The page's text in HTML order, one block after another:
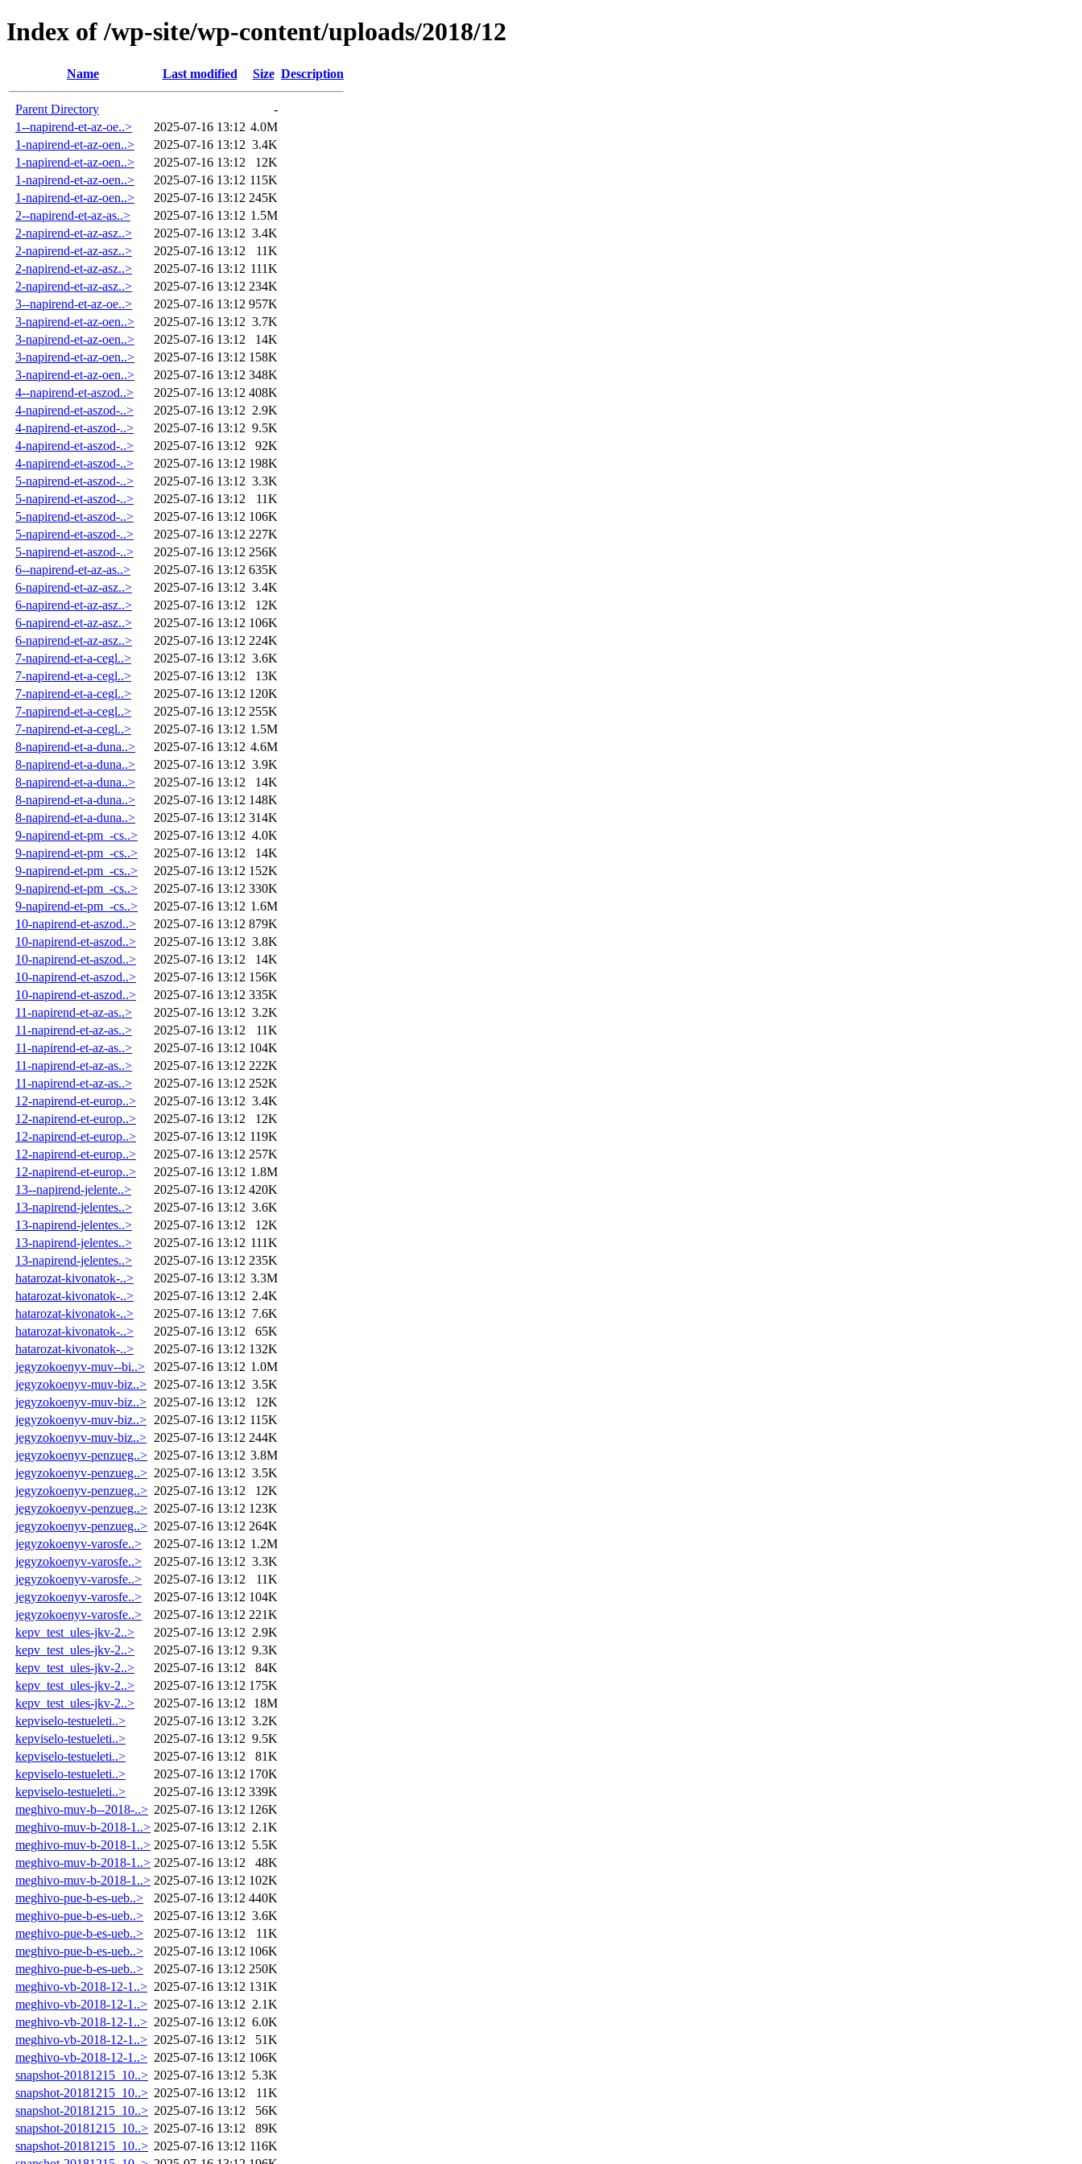
Index of /wp-site/wp-content/uploads/2018/12
Name Last modified Size Description
Parent Directory
-
1--napirend-et-az-oe..>
2025-07-16 13:12 4.0M
1-napirend-et-az-oen..>
2025-07-16 13:12 3.4K
1-napirend-et-az-oen..>
2025-07-16 13:12
12K
1-napirend-et-az-oen..>
2025-07-16 13:12 115K
1-napirend-et-az-oen..>
2025-07-16 13:12 245K
2--napirend-et-az-as..>
2025-07-16 13:12 1.5M
2-napirend-et-az-asz..>
2025-07-16 13:12 3.4K
2-napirend-et-az-asz..>
2025-07-16 13:12
11K
2-napirend-et-az-asz..>
2025-07-16 13:12 111K
2-napirend-et-az-asz..>
2025-07-16 13:12 234K
3--napirend-et-az-oe..>
2025-07-16 13:12 957K
3-napirend-et-az-oen..>
2025-07-16 13:12 3.7K
3-napirend-et-az-oen..>
2025-07-16 13:12
14K
3-napirend-et-az-oen..>
2025-07-16 13:12 158K
3-napirend-et-az-oen..>
2025-07-16 13:12 348K
4--napirend-et-aszod..>
2025-07-16 13:12 408K
4-napirend-et-aszod-..>
2025-07-16 13:12 2.9K
4-napirend-et-aszod-..>
2025-07-16 13:12 9.5K
4-napirend-et-aszod-..>
2025-07-16 13:12
92K
4-napirend-et-aszod-..>
2025-07-16 13:12 198K
5-napirend-et-aszod-..>
2025-07-16 13:12 3.3K
5-napirend-et-aszod-..>
2025-07-16 13:12
11K
5-napirend-et-aszod-..>
2025-07-16 13:12 106K
5-napirend-et-aszod-..>
2025-07-16 13:12 227K
5-napirend-et-aszod-..>
2025-07-16 13:12 256K
6--napirend-et-az-as..>
2025-07-16 13:12 635K
6-napirend-et-az-asz..>
2025-07-16 13:12 3.4K
6-napirend-et-az-asz..>
2025-07-16 13:12
12K
6-napirend-et-az-asz..>
2025-07-16 13:12 106K
6-napirend-et-az-asz..>
2025-07-16 13:12 224K
7-napirend-et-a-cegl..>
2025-07-16 13:12 3.6K
7-napirend-et-a-cegl..>
2025-07-16 13:12
13K
7-napirend-et-a-cegl..>
2025-07-16 13:12 120K
7-napirend-et-a-cegl..>
2025-07-16 13:12 255K
7-napirend-et-a-cegl..>
2025-07-16 13:12 1.5M
8-napirend-et-a-duna..>
2025-07-16 13:12 4.6M
8-napirend-et-a-duna..>
2025-07-16 13:12 3.9K
8-napirend-et-a-duna..>
2025-07-16 13:12
14K
8-napirend-et-a-duna..>
2025-07-16 13:12 148K
8-napirend-et-a-duna..>
2025-07-16 13:12 314K
9-napirend-et-pm_-cs..>
2025-07-16 13:12 4.0K
9-napirend-et-pm_-cs..>
2025-07-16 13:12
14K
9-napirend-et-pm_-cs..>
2025-07-16 13:12 152K
9-napirend-et-pm_-cs..>
2025-07-16 13:12 330K
9-napirend-et-pm_-cs..>
2025-07-16 13:12 1.6M
10-napirend-et-aszod..>
2025-07-16 13:12 879K
10-napirend-et-aszod..>
2025-07-16 13:12 3.8K
10-napirend-et-aszod..>
2025-07-16 13:12
14K
10-napirend-et-aszod..>
2025-07-16 13:12 156K
10-napirend-et-aszod..>
2025-07-16 13:12 335K
11-napirend-et-az-as..>
2025-07-16 13:12 3.2K
11-napirend-et-az-as..>
2025-07-16 13:12
11K
11-napirend-et-az-as..>
2025-07-16 13:12 104K
11-napirend-et-az-as..>
2025-07-16 13:12 222K
11-napirend-et-az-as..>
2025-07-16 13:12 252K
12-napirend-et-europ..>
2025-07-16 13:12 3.4K
12-napirend-et-europ..>
2025-07-16 13:12
12K
12-napirend-et-europ..>
2025-07-16 13:12 119K
12-napirend-et-europ..>
2025-07-16 13:12 257K
12-napirend-et-europ..>
2025-07-16 13:12 1.8M
13--napirend-jelente..>
2025-07-16 13:12 420K
13-napirend-jelentes..>
2025-07-16 13:12 3.6K
13-napirend-jelentes..>
2025-07-16 13:12
12K
13-napirend-jelentes..>
2025-07-16 13:12 111K
13-napirend-jelentes..>
2025-07-16 13:12 235K
hatarozat-kivonatok-..>
2025-07-16 13:12 3.3M
hatarozat-kivonatok-..>
2025-07-16 13:12 2.4K
hatarozat-kivonatok-..>
2025-07-16 13:12 7.6K
hatarozat-kivonatok-..>
2025-07-16 13:12
65K
hatarozat-kivonatok-..>
2025-07-16 13:12 132K
jegyzokoenyv-muv--bi..>
2025-07-16 13:12 1.0M
jegyzokoenyv-muv-biz..> 2025-07-16 13:12 3.5K
jegyzokoenyv-muv-biz..> 2025-07-16 13:12
12K
jegyzokoenyv-muv-biz..> 2025-07-16 13:12 115K
jegyzokoenyv-muv-biz..> 2025-07-16 13:12 244K
jegyzokoenyv-penzueg..> 2025-07-16 13:12 3.8M
jegyzokoenyv-penzueg..> 2025-07-16 13:12 3.5K
jegyzokoenyv-penzueg..> 2025-07-16 13:12
12K
jegyzokoenyv-penzueg..> 2025-07-16 13:12 123K
jegyzokoenyv-penzueg..> 2025-07-16 13:12 264K
jegyzokoenyv-varosfe..>
2025-07-16 13:12 1.2M
jegyzokoenyv-varosfe..>
2025-07-16 13:12 3.3K
jegyzokoenyv-varosfe..>
2025-07-16 13:12
11K
jegyzokoenyv-varosfe..>
2025-07-16 13:12 104K
jegyzokoenyv-varosfe..>
2025-07-16 13:12 221K
kepv_test_ules-jkv-2..>
2025-07-16 13:12 2.9K
kepv_test_ules-jkv-2..>
2025-07-16 13:12 9.3K
kepv_test_ules-jkv-2..>
2025-07-16 13:12
84K
kepv_test_ules-jkv-2..>
2025-07-16 13:12 175K
kepv_test_ules-jkv-2..>
2025-07-16 13:12
18M
kepviselo-testueleti..>
2025-07-16 13:12 3.2K
kepviselo-testueleti..>
2025-07-16 13:12 9.5K
kepviselo-testueleti..>
2025-07-16 13:12
81K
kepviselo-testueleti..>
2025-07-16 13:12 170K
kepviselo-testueleti..>
2025-07-16 13:12 339K
meghivo-muv-b--2018-..> 2025-07-16 13:12 126K
meghivo-muv-b-2018-1..> 2025-07-16 13:12 2.1K
meghivo-muv-b-2018-1..> 2025-07-16 13:12 5.5K
meghivo-muv-b-2018-1..> 2025-07-16 13:12
48K
meghivo-muv-b-2018-1..> 2025-07-16 13:12 102K
meghivo-pue-b-es-ueb..>
2025-07-16 13:12 440K
meghivo-pue-b-es-ueb..>
2025-07-16 13:12 3.6K
meghivo-pue-b-es-ueb..>
2025-07-16 13:12
11K
meghivo-pue-b-es-ueb..>
2025-07-16 13:12 106K
meghivo-pue-b-es-ueb..>
2025-07-16 13:12 250K
meghivo-vb-2018-12-1..> 2025-07-16 13:12 131K
meghivo-vb-2018-12-1..> 2025-07-16 13:12 2.1K
meghivo-vb-2018-12-1..> 2025-07-16 13:12 6.0K
meghivo-vb-2018-12-1..> 2025-07-16 13:12
51K
meghivo-vb-2018-12-1..> 2025-07-16 13:12 106K
snapshot-20181215_10..> 2025-07-16 13:12 5.3K
snapshot-20181215_10..> 2025-07-16 13:12
11K
snapshot-20181215_10..> 2025-07-16 13:12
56K
snapshot-20181215_10..> 2025-07-16 13:12
89K
snapshot-20181215_10..> 2025-07-16 13:12 116K